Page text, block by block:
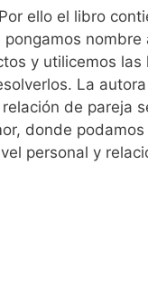
ello el libro
nombre
y utilicemos las
La
de pareja
donde podamos
personal y